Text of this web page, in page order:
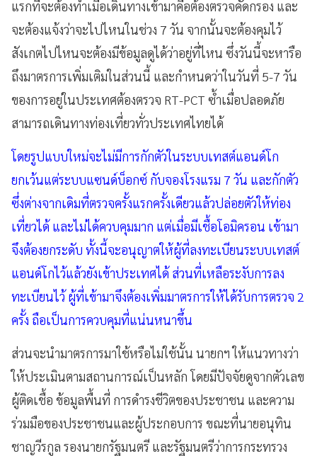
แรกที่จะต้องทำเมื่อเดินทางเข้ามาคือต้องตรวจคัดกรอง และ
จะต้องแจ้งว่าจะไปไหนในช่วง 7 วัน จากนั้นจะต้องคุมไว้
สังเกตไปไหนจะต้องมีข้อมูลดูได้ว่าอยู่ที่ไหน ซึ่งวันนี้จะหารือ
ถึงมาตรการเพิ่มเติมในส่วนนี้ และกำหนดว่าในวันที่ 5-7 วัน
ของการอยู่ในประเทศต้องตรวจ RT-PCT ซ้ำเมื่อปลอดภัย
สามารถเดินทางท่องเที่ยวทั่วประเทศไทยได้
โดยรูปแบบใหม่จะไม่มีการกักตัวในระบบเทสต์แอนด์โก
ยกเว้นแต่ระบบแซนด์บ็อกซ์ กับจองโรงแรม 7 วัน และกักตัว
ซึ่งต่างจากเดิมที่ตรวจครั้งแรกครั้งเดียวแล้วปล่อยตัวให้ท่อง
เที่ยวได้ และไม่ได้ควบคุมมาก แต่เมื่อมีเชื้อโอมิครอน เข้ามา
จึงต้องยกระดับ ทั้งนี้จะอนุญาตให้ผู้ที่ลงทะเบียนระบบเทสต์
แอนด์โกไว้แล้วยังเข้าประเทศได้ ส่วนที่เหลือระงับการลง
ทะเบียนไว้ ผู้ที่เข้ามาจึงต้องเพิ่มมาตรการให้ได้รับการตรวจ 2
ครั้ง ถือเป็นการควบคุมที่แน่นหนาขึ้น
ส่วนจะนำมาตรการมาใช้หรือไม่ใช้นั้น นายกฯ ให้แนวทางว่า
ให้ประเมินตามสถานการณ์เป็นหลัก โดยมีปัจจัยดูจากตัวเลข
ผู้ติดเชื้อ ข้อมูลพื้นที่ การดำรงชีวิตของประชาชน และความ
ร่วมมือของประชาชนและผู้ประกอบการ ขณะที่นายอนุทิน
ชาญวีรกูล รองนายกรัฐมนตรี และรัฐมนตรีว่าการกระทรวง